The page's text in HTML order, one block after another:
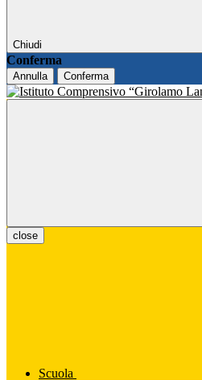
Chiudi
Conferma
Annulla Conferma
close
Scuola